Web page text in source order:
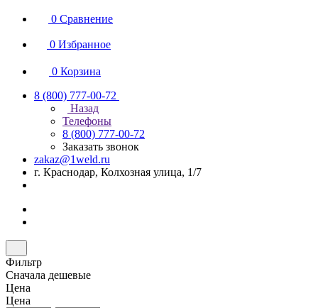
0 Сравнение
0 Избранное
0 Корзина
8 (800) 777-00-72
Назад
Телефоны
8 (800) 777-00-72
Заказать звонок
zakaz@1weld.ru
г. Краснодар, Колхозная улица, 1/7
Фильтр
Сначала дешевые
Цена
Цена